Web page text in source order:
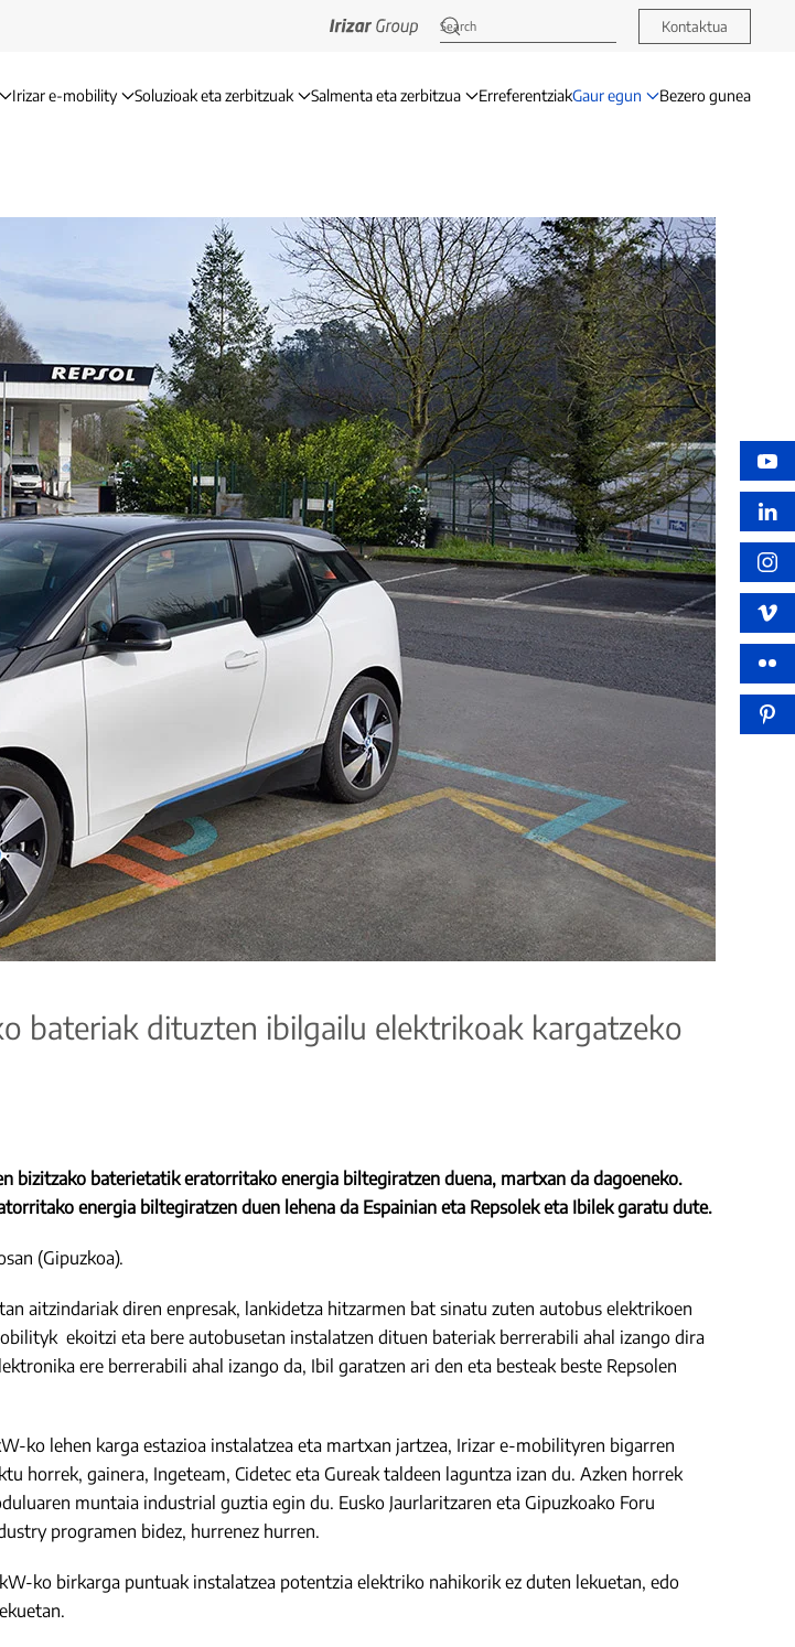
Kontaktua
Irizar e-mobility Soluzioak eta zerbitzuak Salmenta eta zerbitzua ErreferentziakGaur egun Bezero gunea
bateriak dituzten ibilgailu elektrikoak kargatzeko
bizitzako baterietatik eratorritako energia biltegiratzen duena, martxan da dagoeneko.
energia biltegiratzen duen lehena da Espainian eta Repsolek eta Ibilek garatu dute.
(Gipuzkoa).
aitzindariak diren enpresak, lankidetza hitzarmen bat sinatu zuten autobus elektrikoen
ekoitzi eta bere autobusetan instalatzen dituen bateriak berrerabili ahal izango dira
ere berrerabili ahal izango da, Ibil garatzen ari den eta besteak beste Repsolen
ko lehen karga estazioa instalatzea eta martxan jartzea, Irizar e-mobilityren bigarren
gainera, Ingeteam, Cidetec eta Gureak taldeen laguntza izan du. Azken horrek
muntaia industrial guztia egin du. Eusko Jaurlaritzaren eta Gipuzkoako Foru
programen bidez, hurrenez hurren.
ko birkarga puntuak instalatzea potentzia elektriko nahikorik ez duten lekuetan, edo